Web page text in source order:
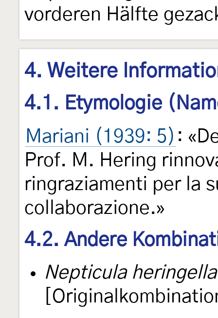
vorderen Hälfte
4. Weitere
4.1. Etymologie
Mariani (1939: 5) :
Prof. M. Hering
ringraziamenti per la
collaborazione.»
4.2. Andere
Nepticula heringella